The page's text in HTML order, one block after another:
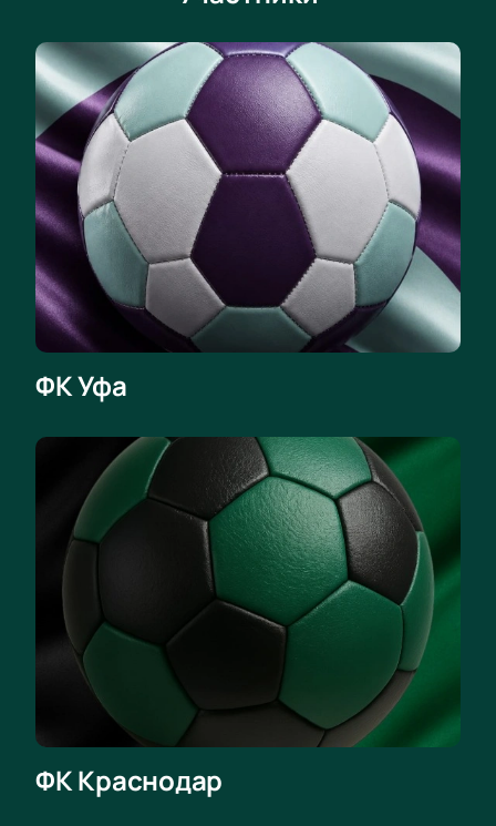
укажите подходящий способ оплаты. Укажите ваш
e-mail, если будете проводить платеж картой
онлайн. На него будут отправлены электронные
билеты, чек об оплате. Распечатывать такие
билеты не требуется, достаточно показать их на
экране телефона, чтобы пройти на стадион.
Есть опция доставки билетов на дом. Заказ в этом
случае оплачивается при получении. Услуги
доставки рассчитывается отдельно.
Отправляйтесь на яркий, боевой матч 11 тура 17
октября между "Краснодаром" и "Уфой".
Насладитесь сражением и плотной борьбой.
Болейте за хозяев или гостей. Билеты на схватку
уже доступны у нас!
ФК Уфа
ФК Краснодар